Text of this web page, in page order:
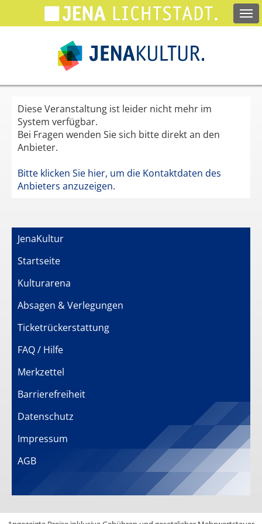
zum
Diese Veranstaltung ist leider nicht mehr im
System verfügbar.
Bei Fragen wenden Sie sich bitte direkt an den
Anbieter.
Bitte klicken Sie hier, um die Kontaktdaten des
Anbieters anzuzeigen.
JenaKultur
Startseite
Kulturarena
Absagen & Verlegungen
Ticketrückerstattung
FAQ / Hilfe
Merkzettel
Barrierefreiheit
Datenschutz
Impressum
AGB